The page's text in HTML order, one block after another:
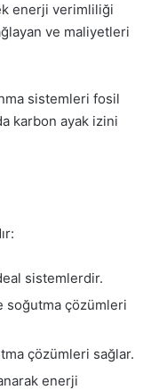
enerji verimliliği
ve maliyetleri
sistemleri fosil
karbon ayak izini
sistemlerdir.
soğutma çözümleri
çözümleri sağlar.
enerji